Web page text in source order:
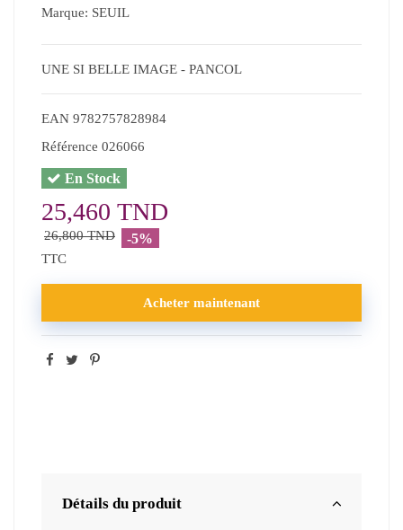
Marque: SEUIL
UNE SI BELLE IMAGE - PANCOL
EAN 9782757828984
Référence 026066
En Stock
25,460 TND
26,800 TND -5%
TTC
Acheter maintenant
Détails du produit